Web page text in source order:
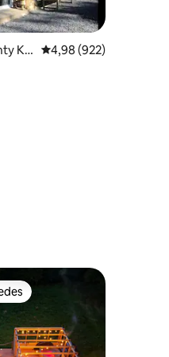
avaliações
Kil
4,98 de uma avaliação
4,98 (922)
dos hóspedes